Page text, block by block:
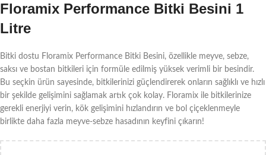
Floramix Performance Bitki Besini 1
Litre
Bitki dostu Floramix Performance Bitki Besini, özellikle meyve, sebze,
saksı ve bostan bitkileri için formüle edilmiş yüksek verimli bir besindir.
Bu seçkin ürün sayesinde, bitkilerinizi güçlendirerek onların sağlıklı ve hızlı
bir şekilde gelişimini sağlamak artık çok kolay. Floramix ile bitkilerinize
gerekli enerjiyi verin, kök gelişimini hızlandırın ve bol çiçeklenmeyle
birlikte daha fazla meyve-sebze hasadının keyfini çıkarın!